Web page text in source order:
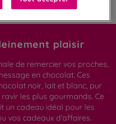
plaisir
de remercier vos proches,
en chocolat. Ces
noir, lait et blanc, pur
les plus gourmands. Ce
un cadeau idéal pour les
vos cadeaux d'affaires.